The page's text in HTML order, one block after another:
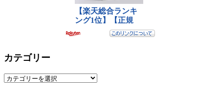
カテゴリー
カ